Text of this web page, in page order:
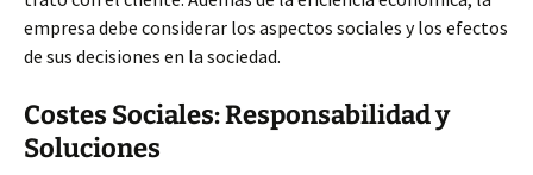
empresa debe considerar los aspectos sociales y los efectos
de sus decisiones en la sociedad.
Costes Sociales: Responsabilidad y
Soluciones